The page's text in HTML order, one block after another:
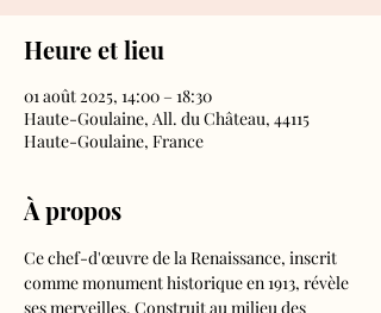
Heure et lieu
01 août 2025, 14:00 – 18:30
Haute-Goulaine, All. du Château, 44115
Haute-Goulaine, France
À propos
Ce chef-d'œuvre de la Renaissance, inscrit
comme monument historique en 1913, révèle
ses merveilles. Construit au milieu des